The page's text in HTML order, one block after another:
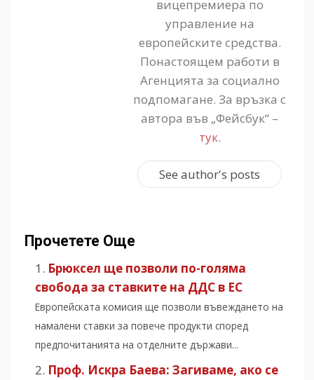
вицепремиера по
управление на
европейските средства.
Понастоящем работи в
Агенцията за социално
подпомагане. За връзка с
автора във „Фейсбук“ –
тук.
See author's posts
Прочетете Още
Брюксел ще позволи по-голяма
свобода за ставките на ДДС в ЕС
Европейската комисия ще позволи въвеждането на
намалени ставки за повече продукти според
предпочитанията на отделните държави...
Проф. Искра Баева: Загиваме, ако се